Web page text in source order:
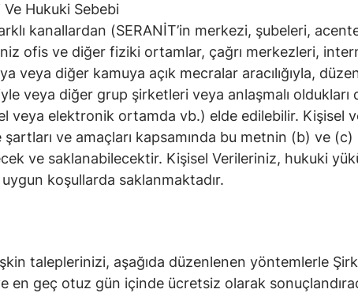
Hukuki Sebebi
kanallardan (SERANİT’in merkezi, şubeleri,
ofis ve diğer fiziki ortamlar, çağrı merkezleri,
veya diğer kamuya açık mecralar aracılığıyla,
veya diğer grup şirketleri veya anlaşmalı oldukları
veya elektronik ortamda vb.) elde edilebilir. Kişisel
ve amaçları kapsamında bu metnin (b) ve
ve saklanabilecektir. Kişisel Verileriniz, hukuki
koşullarda saklanmaktadır.
taleplerinizi, aşağıda düzenlenen yöntemlerle
en geç otuz gün içinde ücretsiz olarak